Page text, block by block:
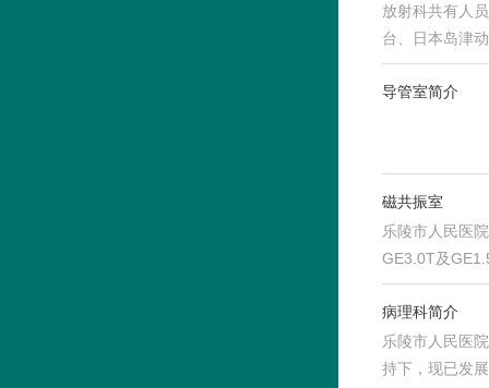
放射科共有人
台、日本岛津
字…
导管室简介
磁共振室
乐陵市人民医
GE3.0T及
位…
病理科简介
乐陵市人民医
持下，现已发